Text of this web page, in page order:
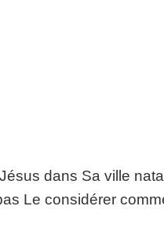
dans Sa ville
Le considérer